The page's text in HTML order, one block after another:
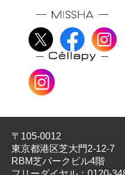
〒105-0012
東京都港区芝大門2-12-7
RBM芝パークビル4階